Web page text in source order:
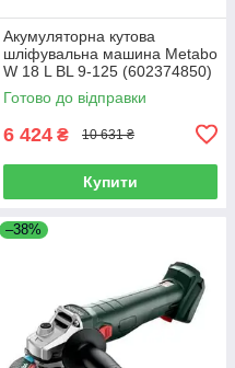
Акумуляторна кутова
шліфувальна машина Metabo
W 18 L BL 9-125 (602374850)
Готово до відправки
6 424 ₴ 10 631 ₴
Купити
–38%